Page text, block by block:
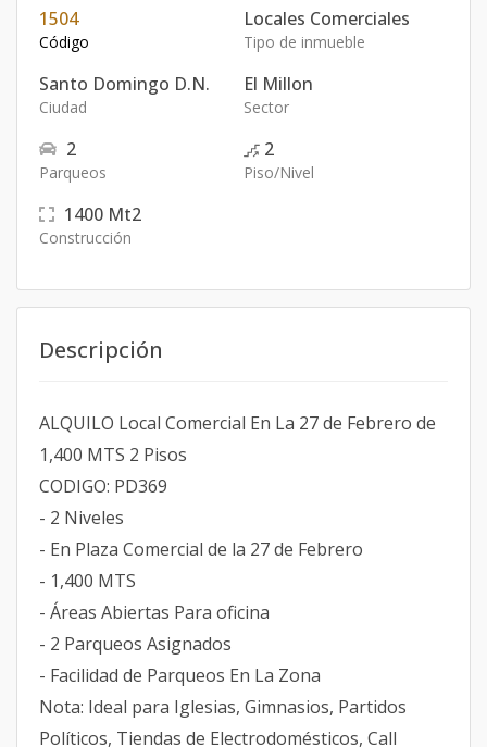
1504
Código
Locales Comerciales
Tipo de inmueble
Santo Domingo D.N.
Ciudad
El Millon
Sector
2
Parqueos
2
Piso/Nivel
1400 Mt2
Construcción
Descripción
ALQUILO Local Comercial En La 27 de Febrero de
1,400 MTS 2 Pisos
CODIGO: PD369
- 2 Niveles
- En Plaza Comercial de la 27 de Febrero
- 1,400 MTS
- Áreas Abiertas Para oficina
- 2 Parqueos Asignados
- Facilidad de Parqueos En La Zona
Nota: Ideal para Iglesias, Gimnasios, Partidos
Políticos, Tiendas de Electrodomésticos, Call